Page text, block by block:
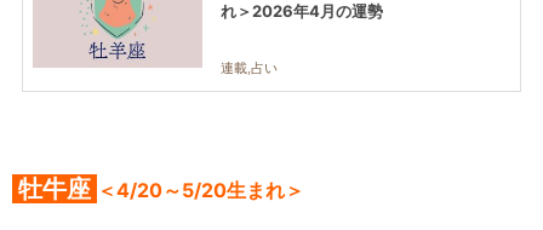
れ＞2026年4月の運勢
連載,占い
牡牛座 ＜4/20～5/20生まれ＞